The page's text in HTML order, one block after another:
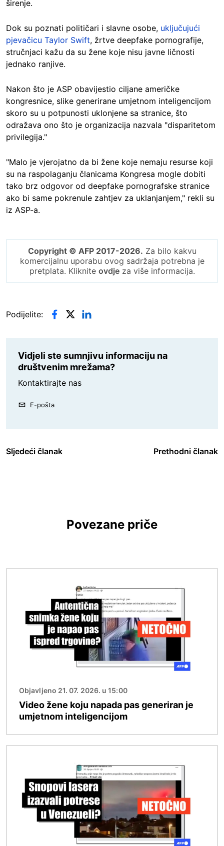
širenje.
Dok su poznati političari i slavne osobe, uključujući
pjevačicu Taylor Swift, žrtve deepfake pornografije,
stručnjaci kažu da su žene koje nisu javne ličnosti
jednako ranjive.
Nakon što je ASP obavijestio ciljane američke
kongresnice, slike generirane umjetnom inteligencijom
skoro su u potpunosti uklonjene sa stranice, što
odražava ono što je organizacija nazvala "disparitetom
privilegija."
"Malo je vjerojatno da bi žene koje nemaju resurse koji
su na raspolaganju članicama Kongresa mogle dobiti
tako brz odgovor od deepfake pornografske stranice
ako bi same pokrenule zahtjev za uklanjanjem," rekli su
iz ASP-a.
Copyright © AFP 2017-2026. Za bilo kakvu
komercijalnu uporabu ovog sadržaja potrebna je
pretplata. Kliknite ovdjeza više informacija.
Podijelite:
Vidjeli ste sumnjivu informaciju na
društvenim mrežama?
Kontaktirajte nas
E-pošta
Sljedeći članak Prethodni članak
Povezane priče
Objavljeno 21. 07. 2026. u 15:00
Video žene koju napada pas generiran je
umjetnom inteligencijom